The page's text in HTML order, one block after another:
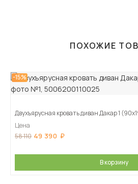
ПОХОЖИЕ
-15%
Двухъярусная кровать диван Дакар 1
Цена
58 110 49 390
В корзину